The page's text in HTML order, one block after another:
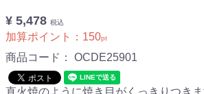
¥ 5,478 税込
加算ポイント： 150pt
商品コード： OCDE25901
直火焼のように焼き目がくっきりつき